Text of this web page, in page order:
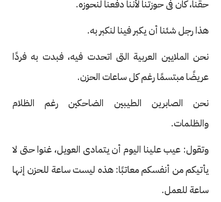
حقنا، كان فى حوزتنا لأننا دفعنا لنحوزه.
هذا رجل شئنا أن يكبر فينا لنكبر به.
نحن الملايين العربية التى اتحدت فيه، فبدت به فردًا
عريضًا مبتسمًا رغم كل ساعات الحزن.
نحن الصابرين الطيبين الضاحكين رغم الظلام
والظلمات.
وتقول: عيب علينا اليوم أن يتمادى العويل، غنوا حتى لا
يأتيكم من أنفسكم معاتبًا: هذه ليست ساعة للحزن إنها
ساعة للعمل.